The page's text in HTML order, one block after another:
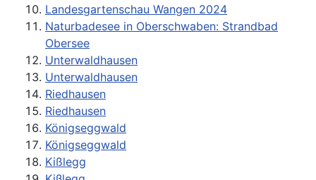
Landesgartenschau Wangen 2024
Naturbadesee in Oberschwaben: Strandbad
Obersee
Unterwaldhausen
Unterwaldhausen
Riedhausen
Riedhausen
Königseggwald
Königseggwald
Kißlegg